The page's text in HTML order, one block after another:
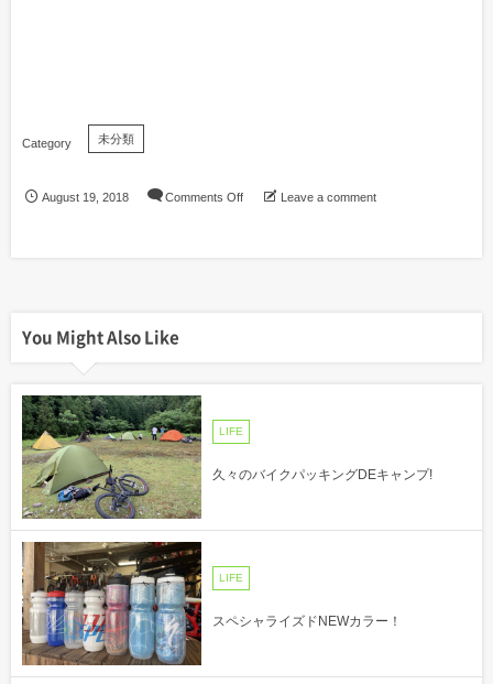
未分類
August 19 ,2018 Comments Off Leave a comment
You Might Also Like
LIFE
久々のバイクパッキングDEキャンプ!
LIFE
スペシャライズドNEWカラー！